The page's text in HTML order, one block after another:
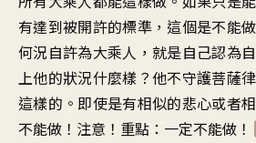
有達到被開許的標準 ， 這個是不能
何況自許為大乘人 ，就是自己認為
上他的狀況什麼樣 ？他不守護菩薩
這樣的 。 即使是有相似的悲心或者
不能做 ！ 注意！重點 ： 一定不能做 ！